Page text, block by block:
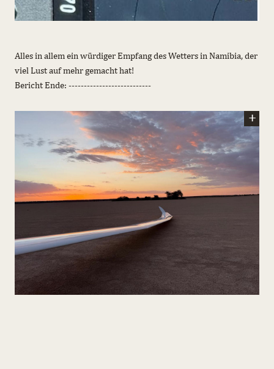
Alles in allem ein würdiger Empfang des Wetters in Namibia, der
viel Lust auf mehr gemacht hat!
Bericht Ende: ---------------------------